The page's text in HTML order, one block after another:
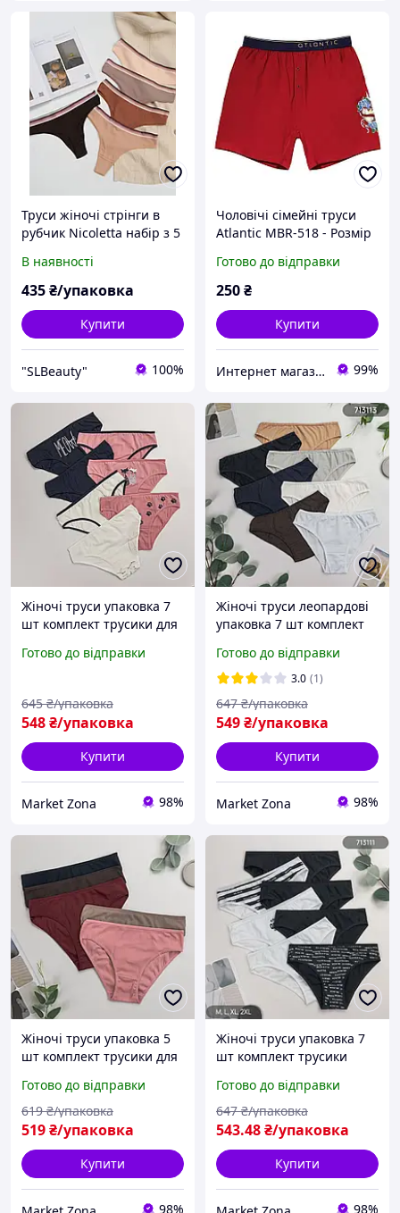
Труси жіночі стрінги в
рубчик Nicoletta набір з 5
В наявності
435₴/упаковка
Купити
"SLBeauty" 100%
Чоловічі сімейні труси
Atlantic MBR-518 - Розмір
Готово до відправки
250₴
Купити
Интернет магазин "Берегиня". Все для Мамы и Малыша 99%
Жіночі труси упаковка 7
шт комплект трусики для
бавовна Ніколетта
XL 2XL
Готово до відправки
548₴/упаковка
645 ₴/упаковка
Купити
Market Zona 98%
Жіночі труси леопардові
упаковка 7 шт комплект
сліпи бавовна Ніколетта
Туреччина розмір M,L, XL,
2XL
Готово до відправки
3.0 (1)
549₴/упаковка
647 ₴/упаковка
Купити
Market Zona 98%
Жіночі труси упаковка 5
шт комплект трусики для
бавовна Ніколетта
Туреччина розмір M , L ,
XL, 2XL
Готово до відправки
519₴/упаковка
619 ₴/упаковка
Купити
98%
Жіночі труси упаковка 7
шт комплект трусики
сліпи бавовна Ніколетта
Туреччина розмір M,L, XL
Готово до відправки
543.48₴/упаковка
647 ₴/упаковка
Купити
98%